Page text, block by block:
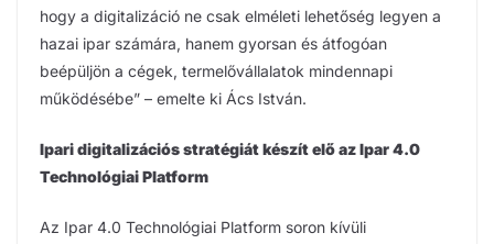
hogy a digitalizáció ne csak elméleti lehetőség legyen a
hazai ipar számára, hanem gyorsan és átfogóan
beépüljön a cégek, termelővállalatok mindennapi
működésébe” – emelte ki Ács István.
Ipari digitalizációs stratégiát készít elő az Ipar 4.0
Technológiai Platform
Az Ipar 4.0 Technológiai Platform soron kívüli